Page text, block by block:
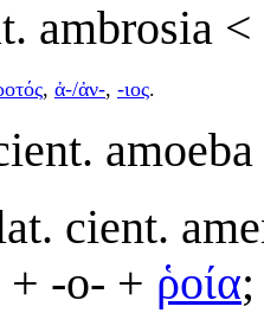
ambrosia <
, ἀ-/ἀν-, -ιος.
cient.
+ -o- + ῥοία